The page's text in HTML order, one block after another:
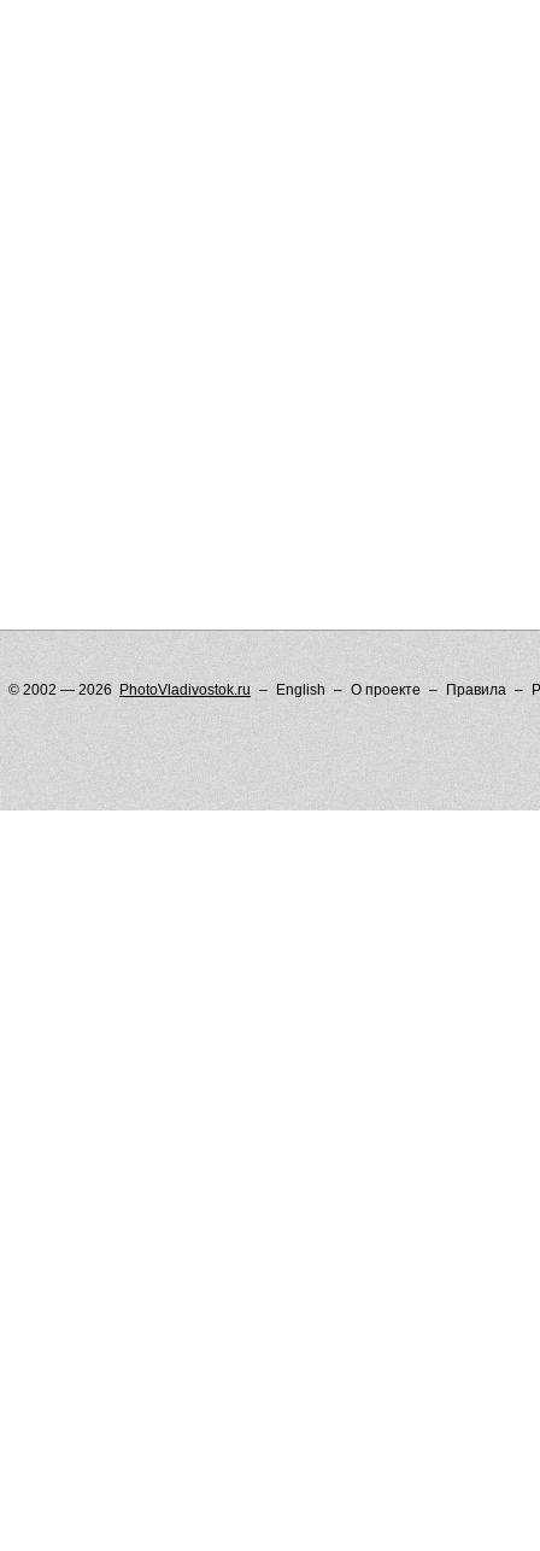
© 2002 — 2026 PhotoVladivostok.ru English О проекте Правила